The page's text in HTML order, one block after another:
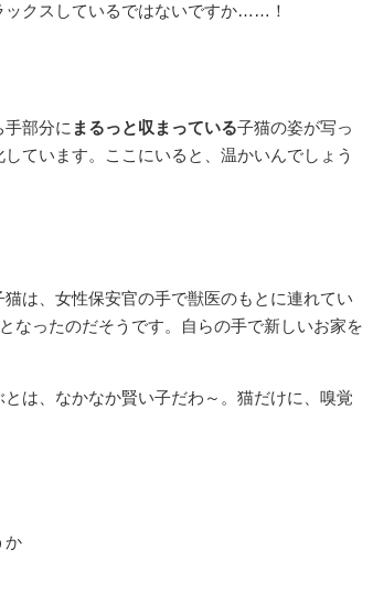
ックスしているではないですか……！
部分に まるっと収まっている子猫の姿が写っ
しています。ここにいると、温かいんでしょう
は、女性保安官の手で獣医のもとに連れてい
となったのだそうです。自らの手で新しいお家を
は、なかなか賢い子だわ～。猫だけに、嗅覚
か